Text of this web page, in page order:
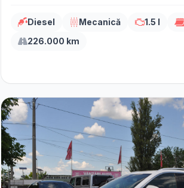
Diesel Mecanică 1.5 l
226.000 km